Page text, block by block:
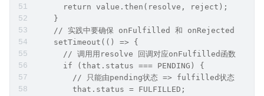
      return value.then(resolve, reject);
    }
// 实践中要确保 onFulfilled 和 onRejected ⽅方法异
    setTimeout(() => {
      // 调⽤用resolve 回调对应onFulfilled函数
      if (that.status === PENDING) {
// 只能由pending状态 => fulfilled状态 (避免
        that.status = FULFILLED;